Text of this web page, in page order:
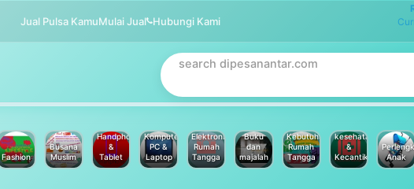
Jual Pulsa KamuMulai Jual Hubungi Kami
Fashion
Busana
Muslim
Handphone
&
Tablet
Komputer
PC &
Laptop
Elektronik
Rumah
Tangga
Buku
dan
majalah
Kebutuhan
Rumah
Tangga
kesehatan
&
Kecantikan
Anak